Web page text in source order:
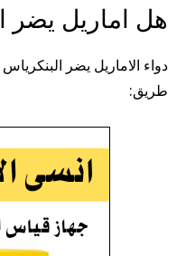
هل اماريل يضر
دواء الاماريل يضر
طريق: